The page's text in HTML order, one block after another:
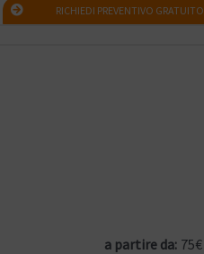
RICHIEDI PREVENTIVO GRATUITO
a partire da: 75€